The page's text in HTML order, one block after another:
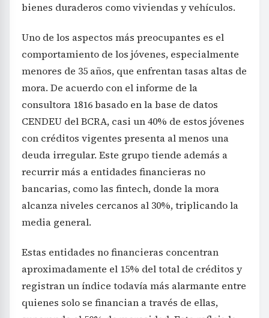
bienes duraderos como viviendas y vehículos.
Uno de los aspectos más preocupantes es el
comportamiento de los jóvenes, especialmente
menores de 35 años, que enfrentan tasas altas de
mora. De acuerdo con el informe de la
consultora 1816 basado en la base de datos
CENDEU del BCRA, casi un 40% de estos jóvenes
con créditos vigentes presenta al menos una
deuda irregular. Este grupo tiende además a
recurrir más a entidades financieras no
bancarias, como las fintech, donde la mora
alcanza niveles cercanos al 30%, triplicando la
media general.
Estas entidades no financieras concentran
aproximadamente el 15% del total de créditos y
registran un índice todavía más alarmante entre
quienes solo se financian a través de ellas,